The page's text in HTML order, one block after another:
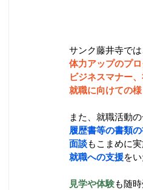
サンク藤井寺では
体力アップのプ
ビジネスマナー
就職に向けての
また、就職活動
履歴書等の書類
面談もこまめに実
就職への支援を
見学や体験も随